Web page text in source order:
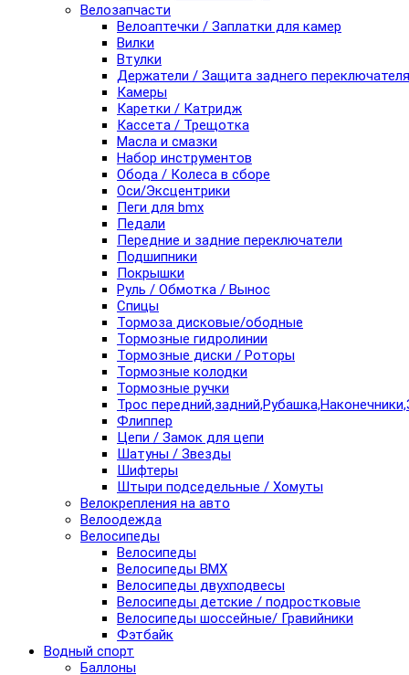
Велозапчасти
Велоаптечки / Заплатки для камер
Вилки
Втулки
Держатели / Защита заднего переключателя
Камеры
Каретки / Катридж
Кассета / Трещотка
Масла и смазки
Набор инструментов
Обода / Колеса в сборе
Оси/Эксцентрики
Пеги для bmx
Педали
Передние и задние переключатели
Подшипники
Покрышки
Руль / Обмотка / Вынос
Спицы
Тормоза дисковые/ободные
Тормозные гидролинии
Тормозные диски / Роторы
Тормозные колодки
Тормозные ручки
Трос
Флиппер
Цепи / Замок для цепи
Шатуны / Звезды
Шифтеры
Штыри подседельные / Хомуты
Велокрепления на авто
Велоодежда
Велосипеды
Велосипеды
Велосипеды BMX
Велосипеды двухподвесы
Велосипеды детские / подростковые
Велосипеды шоссейные/ Гравийники
Фэтбайк
Водный спорт
Баллоны